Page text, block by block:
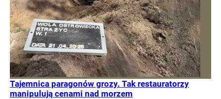
Tajemnica paragonów grozy. Tak restauratorzy
manipulują cenami nad morzem